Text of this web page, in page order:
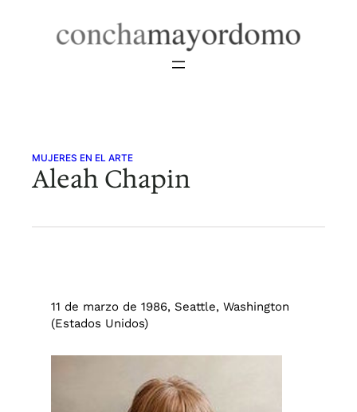
MUJERES EN EL ARTE
Aleah Chapin
11 de marzo de 1986, Seattle, Washington
(Estados Unidos)